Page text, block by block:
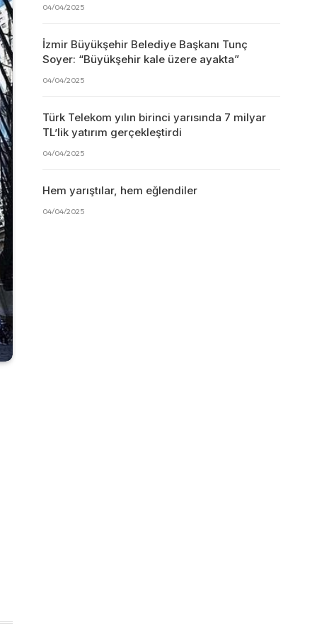
04/04/2025
İzmir Büyükşehir Belediye Başkanı Tunç
Soyer: “Büyükşehir kale üzere ayakta”
04/04/2025
Türk Telekom yılın birinci yarısında 7 milyar
TL’lik yatırım gerçekleştirdi
04/04/2025
Hem yarıştılar, hem eğlendiler
04/04/2025